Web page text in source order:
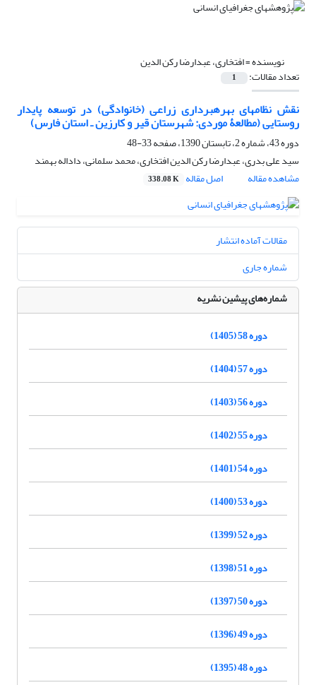
نویسنده =افتخاری، عبدارضا رکن الدین
تعداد مقالات: 1
نقش نظام‎های بهره‎برداری زراعی (خانوادگی) در توسعه پایدار
روستایی (مطالعۀ موردی: شهرستان قیر و کارزین ـ استان فارس)
دوره 43، شماره 2، تابستان 1390، صفحه
33-48
سید علی بدری، عبدارضا رکن الدین افتخاری، محمد سلمانی، داداله بهمند
مشاهده مقاله
اصل مقاله 338.08 K
مقالات آماده انتشار
شماره جاری
شماره‌های پیشین نشریه
دوره 58 (1405)
دوره 57 (1404)
دوره 56 (1403)
دوره 55 (1402)
دوره 54 (1401)
دوره 53 (1400)
دوره 52 (1399)
دوره 51 (1398)
دوره 50 (1397)
دوره 49 (1396)
دوره 48 (1395)